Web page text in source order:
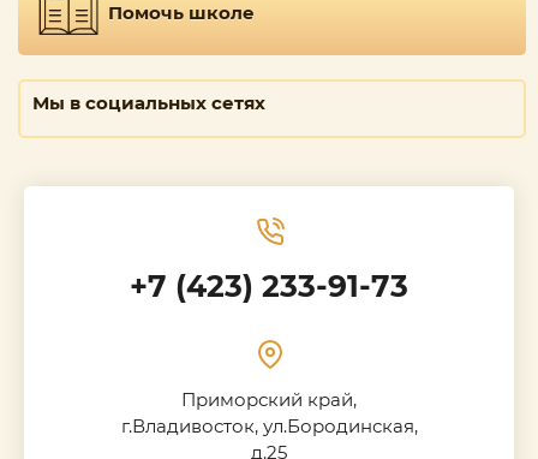
Помочь школе
Мы в социальных сетях
+7 (423) 233-91-73
Приморский край,
г.Владивосток, ул.Бородинская,
д.25